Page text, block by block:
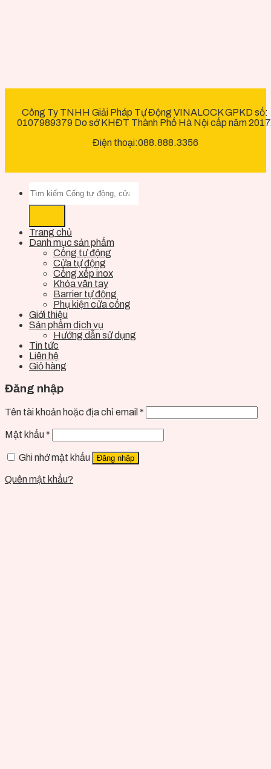
Công Ty TNHH Giải Pháp Tự Động VINALOCK GPKD số:
0107989379 Do sở KHĐT Thành Phố Hà Nội cấp năm
Điện thoại:088.888.3356
Trang chủ
Danh mục sản phẩm
Cổng tự động
Cửa tự động
Cổng xếp inox
Khóa vân tay
Barrier tự động
Phụ kiện cửa cổng
Giới thiệu
Sản phẩm dịch vụ
Hướng dẫn sử dụng
Tin tức
Liên hệ
Giỏ hàng
Đăng nhập
Tên tài khoản hoặc địa chỉ email *
Mật khẩu *
Ghi nhớ mật khẩu Đăng nhập
Quên mật khẩu?